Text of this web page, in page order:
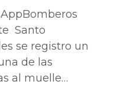
Santo
se registro un
de las
al muelle…